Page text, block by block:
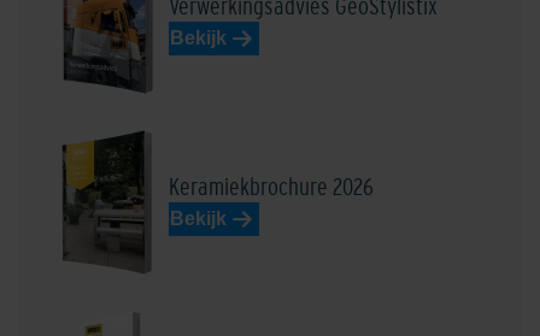
Verwerkingsadvies GeoStylistix
Bekijk
Keramiekbrochure 2026
Bekijk